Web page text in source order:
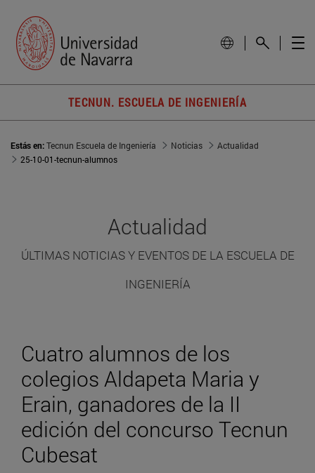
TECNUN. ESCUELA DE INGENIERÍA
Estás en:Tecnun Escuela de Ingeniería Noticias
Actualidad
25-10-01-tecnun-alumnos
Actualidad
ÚLTIMAS NOTICIAS Y EVENTOS DE LA ESCUELA DE
INGENIERÍA
Cuatro alumnos de los
colegios Aldapeta Maria y
Erain, ganadores de la II
edición del concurso Tecnun
Cubesat